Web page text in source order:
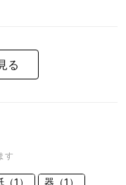
る
す
1）
器（1）